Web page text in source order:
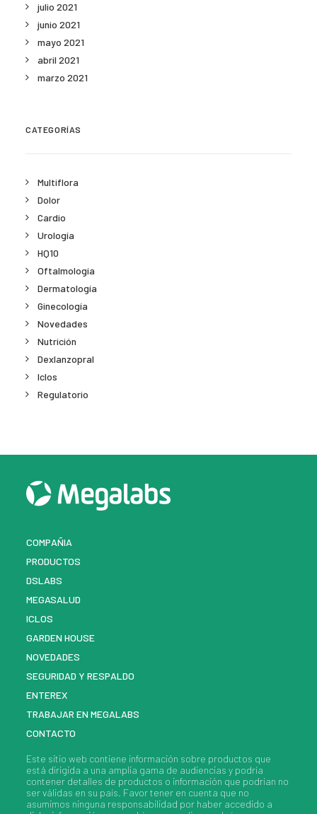
julio 2021
junio 2021
mayo 2021
abril 2021
marzo 2021
CATEGORÍAS
Multiflora
Dolor
Cardio
Urología
HQ10
Oftalmología
Dermatología
Ginecología
Novedades
Nutrición
Dexlanzopral
Iclos
Regulatorio
COMPAÑIA
PRODUCTOS
DSLABS
MEGASALUD
ICLOS
GARDEN HOUSE
NOVEDADES
SEGURIDAD Y RESPALDO
ENTEREX
TRABAJAR EN MEGALABS
CONTACTO
Este sitio web contiene información sobre productos que
está dirigida a una amplia gama de audiencias y podría
contener detalles de productos o información que podrían no
ser válidas en su país. Favor tener en cuenta que no
asumimos ninguna responsabilidad por haber accedido a